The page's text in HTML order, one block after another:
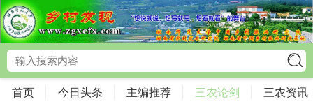
首页 今日头条 主编推荐 三农论剑 三农资讯